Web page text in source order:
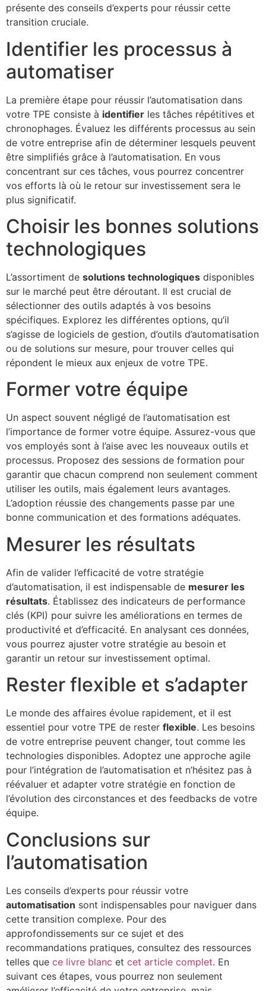
présente des conseils d’experts pour réussir cette
transition cruciale.
Identifier les processus à
automatiser
La première étape pour réussir l’automatisation dans
votre TPE consiste à identifier les tâches répétitives et
chronophages. Évaluez les différents processus au sein
de votre entreprise afin de déterminer lesquels peuvent
être simplifiés grâce à l’automatisation. En vous
concentrant sur ces tâches, vous pourrez concentrer
vos efforts là où le retour sur investissement sera le
plus significatif.
Choisir les bonnes solutions
technologiques
L’assortiment de solutions technologiques disponibles
sur le marché peut être déroutant. Il est crucial de
sélectionner des outils adaptés à vos besoins
spécifiques. Explorez les différentes options, qu’il
s’agisse de logiciels de gestion, d’outils d’automatisation
ou de solutions sur mesure, pour trouver celles qui
répondent le mieux aux enjeux de votre TPE.
Former votre équipe
Un aspect souvent négligé de l’automatisation est
l’importance de former votre équipe. Assurez-vous que
vos employés sont à l’aise avec les nouveaux outils et
processus. Proposez des sessions de formation pour
garantir que chacun comprend non seulement comment
utiliser les outils, mais également leurs avantages.
L’adoption réussie des changements passe par une
bonne communication et des formations adéquates.
Mesurer les résultats
Afin de valider l’efficacité de votre stratégie
d’automatisation, il est indispensable de mesurer les
résultats. Établissez des indicateurs de performance
clés (KPI) pour suivre les améliorations en termes de
productivité et d’efficacité. En analysant ces données,
vous pourrez ajuster votre stratégie au besoin et
garantir un retour sur investissement optimal.
Rester flexible et s’adapter
Le monde des affaires évolue rapidement, et il est
essentiel pour votre TPE de rester flexible. Les besoins
de votre entreprise peuvent changer, tout comme les
technologies disponibles. Adoptez une approche agile
pour l’intégration de l’automatisation et n’hésitez pas à
réévaluer et adapter votre stratégie en fonction de
l’évolution des circonstances et des feedbacks de votre
équipe.
Conclusions sur
l’automatisation
Les conseils d’experts pour réussir votre
automatisation sont indispensables pour naviguer dans
cette transition complexe. Pour des
approfondissements sur ce sujet et des
recommandations pratiques, consultez des ressources
telles que ce livre blanc et cet article complet. En
suivant ces étapes, vous pourrez non seulement